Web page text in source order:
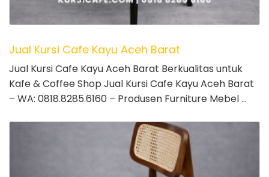
Jual Kursi Cafe Kayu Aceh Barat
Jual Kursi Cafe Kayu Aceh Barat Berkualitas untuk
Kafe & Coffee Shop Jual Kursi Cafe Kayu Aceh Barat
– WA: 0818.8285.6160 – Produsen Furniture Mebel …